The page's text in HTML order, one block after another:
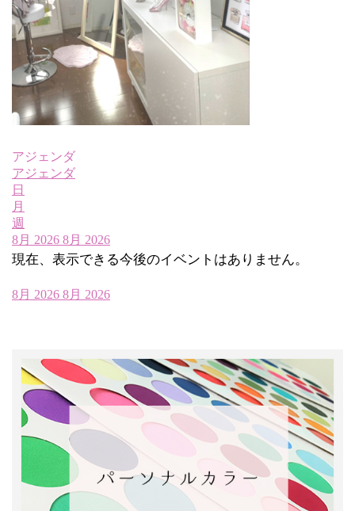
アジェンダ
アジェンダ
日
月
週
8月 2026 8月 2026
現在、表示できる今後のイベントはありません。
8月 2026 8月 2026